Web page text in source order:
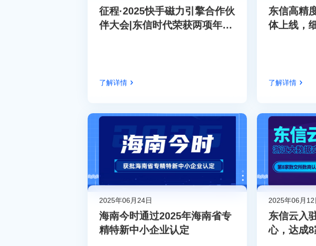
征程·2025快手磁力引擎合作伙
伴大会|东信时代荣获两项年度
了解详情
东信高精
体上线，
了解详情
2025年06月24日
海南今时通过2025年海南省专
精特新中小企业认定
2025年06月12
东信云入
心，达成